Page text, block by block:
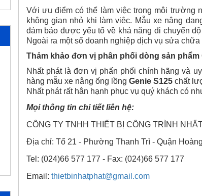
Với ưu điểm có thể làm việc trong môi trường
không gian nhỏ khi làm việc. Mẫu xe nâng
đảm bảo được yếu tố về khả năng di chuyển
Ngoài ra một số doanh nghiệp dịch vụ sửa
Thảm khảo đơn vị phân phối dòng sản phẩm
Nhất phát là đơn vị phấn phối chính hãng và
hàng mẫu xe nâng ống lồngGenie S125chất
Nhất phát rất hân hạnh phục vụ quý khách có
Mọi thông tin chi tiết liên hệ:
CÔNG TY TNHH THIẾT BỊ CÔNG TRÌNH
Địa chỉ: Tổ 21 - Phường Thanh Trì - Quận
Tel: (024)66 577 177 - Fax: (024)66 577 177
Email: thietbinhatphat@gmail.com